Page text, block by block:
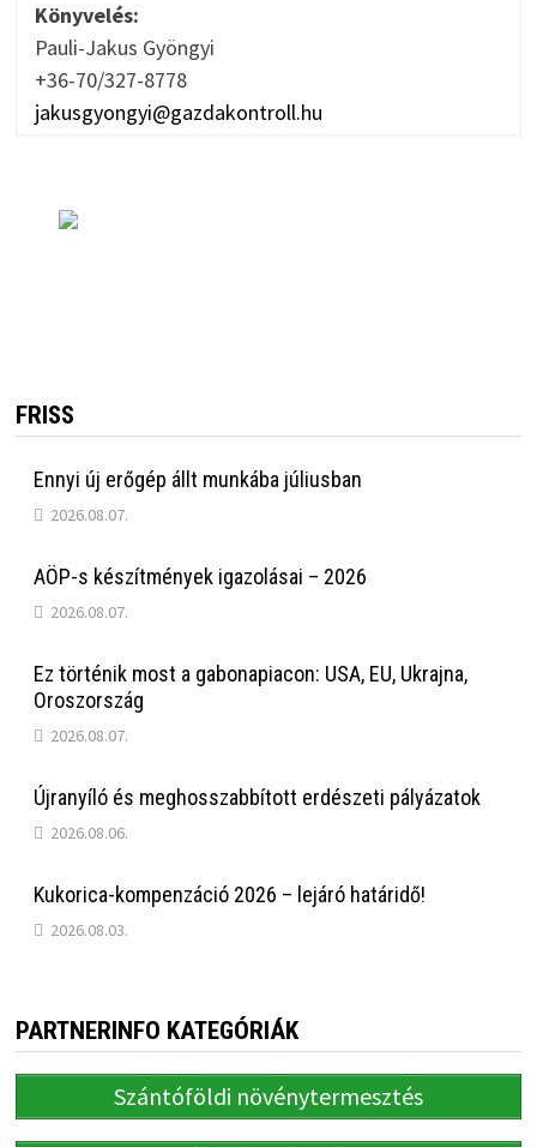
Könyvelés:
Pauli-Jakus Gyöngyi
+36-70/327-8778
jakusgyongyi@gazdakontroll.hu
FRISS
Ennyi új erőgép állt munkába júliusban
2026.08.07.
AÖP-s készítmények igazolásai – 2026
2026.08.07.
Ez történik most a gabonapiacon: USA, EU, Ukrajna,
Oroszország
2026.08.07.
Újranyíló és meghosszabbított erdészeti pályázatok
2026.08.06.
Kukorica-kompenzáció 2026 – lejáró határidő!
2026.08.03.
PARTNERINFO KATEGÓRIÁK
Szántóföldi növénytermesztés